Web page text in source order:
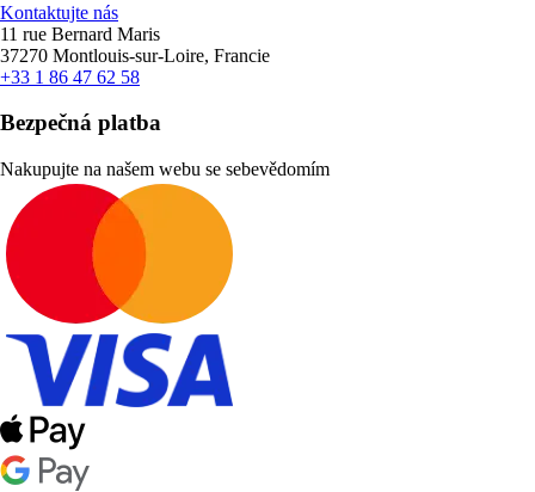
Kontaktujte nás
11 rue Bernard Maris
37270 Montlouis-sur-Loire, Francie
+33 1 86 47 62 58
Bezpečná platba
Nakupujte na našem webu se sebevědomím